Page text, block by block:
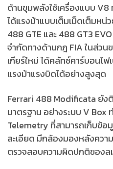
ด้านขุมพลังใช้เครื่องแบบ V8
ได้แรงม้าแบบเต็มเม็ดเต็มหน่
488 GTE และ 488 GT3
จำกัดทางด้านกฎ FIA ในส่วน
เกียร์ใหม่ ได้คลัทซ์คาร์บอนไ
แรงม้าแรงบิดได้อย่างสูงสุด
Ferrari 488 Modificata ยัง
มาตรฐาน อย่างระบบ V Box
Telemetry ที่สามารถเก็บข้อ
ละเอียด มีกล้องมองหลังควา
ตรวจสอบความผิดปกติของ